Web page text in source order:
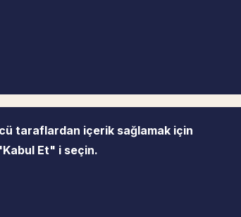
Çerez yönetimi Site Haritası
taraflardan içerik sağlamak için
Et" i seçin.